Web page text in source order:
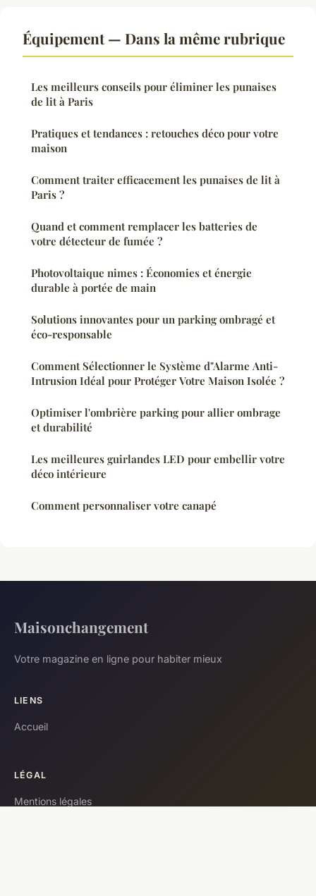
Équipement — Dans la même rubrique
Les meilleurs conseils pour éliminer les punaises
de lit à Paris
Pratiques et tendances : retouches déco pour votre
maison
Comment traiter efficacement les punaises de lit à
Paris ?
Quand et comment remplacer les batteries de
votre détecteur de fumée ?
Photovoltaique nimes : Économies et énergie
durable à portée de main
Solutions innovantes pour un parking ombragé et
éco-responsable
Comment Sélectionner le Système d"Alarme Anti-
Intrusion Idéal pour Protéger Votre Maison Isolée ?
Optimiser l'ombrière parking pour allier ombrage
et durabilité
Les meilleures guirlandes LED pour embellir votre
déco intérieure
Comment personnaliser votre canapé
Maisonchangement
Votre magazine en ligne pour habiter mieux
LIENS
Accueil
LÉGAL
Mentions légales